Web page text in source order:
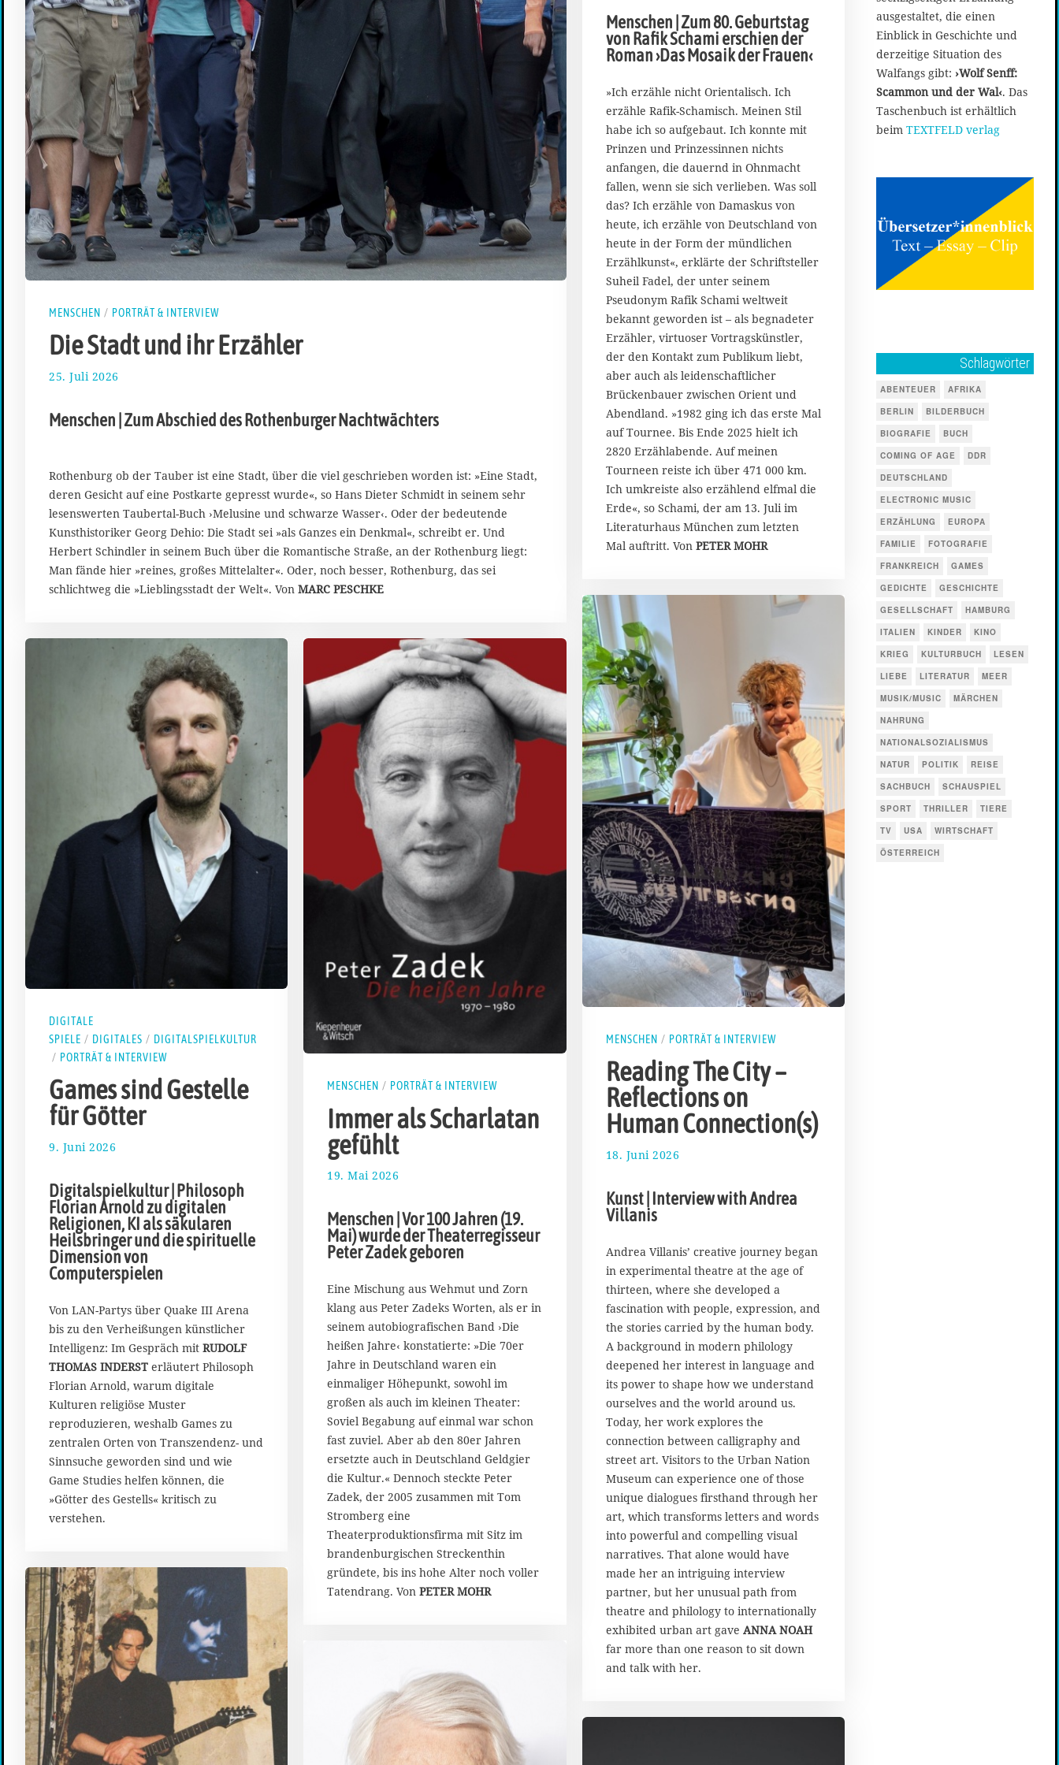
MENSCHEN / PORTRÄT & INTERVIEW
Die Stadt und ihr Erzähler
25. Juli 2026
u
s
2
0
2
6
Menschen | Zum Abschied des Rothenburger Nachtwächters
Rothenburg ob der Tauber ist eine Stadt, über die viel geschrieben worden ist: »Eine Stadt,
deren Gesicht auf eine Postkarte gepresst wurde«, so Hans Dieter Schmidt in seinem sehr
lesenswerten Taubertal-Buch ›Melusine und schwarze Wasser‹. Oder der bedeutende
Kunsthistoriker Georg Dehio: Die Stadt sei »als Ganzes ein Denkmal«, schreibt er. Und
Herbert Schindler in seinem Buch über die Romantische Straße, an der Rothenburg liegt:
Man fände hier »reines, großes Mittelalter«. Oder, noch besser, Rothenburg, das sei
schlichtweg die »Lieblingsstadt der Welt«. Von MARC PESCHKE
u
l
i
0
2
Menschen | Zum 80. Geburtstag
von Rafik Schami erschien der
Roman ›Das Mosaik der Frauen‹
»Ich erzähle nicht Orientalisch. Ich
erzähle Rafik-Schamisch. Meinen Stil
habe ich so aufgebaut. Ich konnte mit
Prinzen und Prinzessinnen nichts
anfangen, die dauernd in Ohnmacht
fallen, wenn sie sich verlieben. Was soll
das? Ich erzähle von Damaskus von
heute, ich erzähle von Deutschland von
heute in der Form der mündlichen
Erzählkunst«, erklärte der Schriftsteller
Suheil Fadel, der unter seinem
Pseudonym Rafik Schami weltweit
bekannt geworden ist – als begnadeter
Erzähler, virtuoser Vortragskünstler,
der den Kontakt zum Publikum liebt,
aber auch als leidenschaftlicher
Brückenbauer zwischen Orient und
Abendland. »1982 ging ich das erste Mal
auf Tournee. Bis Ende 2025 hielt ich
2820 Erzählabende. Auf meinen
Tourneen reiste ich über 471 000 km.
Ich umkreiste also erzählend elfmal die
Erde«, so Schami, der am 13. Juli im
Literaturhaus München zum letzten
Mal auftritt. Von PETER MOHR
MENSCHEN / PORTRÄT & INTERVIEW
Reading The City –
Reflections on
Human Connection(s)
18. Juni 2026
J
i
2
2
6
Kunst | Interview with Andrea
Villanis
Andrea Villanis’ creative journey began
in experimental theatre at the age of
thirteen, where she developed a
fascination with people, expression, and
the stories carried by the human body.
A background in modern philology
deepened her interest in language and
its power to shape how we understand
ourselves and the world around us.
Today, her work explores the
connection between calligraphy and
street art. Visitors to the Urban Nation
Museum can experience one of those
unique dialogues firsthand through her
art, which transforms letters and words
into powerful and compelling visual
narratives. That alone would have
made her an intriguing interview
partner, but her unusual path from
theatre and philology to internationally
exhibited urban art gave ANNA NOAH
far more than one reason to sit down
and talk with her.
DIGITALE
SPIELE / DIGITALES / DIGITALSPIELKULTUR
/ PORTRÄT & INTERVIEW
Games sind Gestelle
für Götter
9. Juni 2026
J
u
n
i
2
0
2
6
Digitalspielkultur | Philosoph
Florian Arnold zu digitalen
Religionen, KI als säkularen
Heilsbringer und die spirituelle
Dimension von
Computerspielen
Von LAN-Partys über Quake III Arena
bis zu den Verheißungen künstlicher
Intelligenz: Im Gespräch mit RUDOLF
THOMAS INDERST erläutert Philosoph
Florian Arnold, warum digitale
Kulturen religiöse Muster
reproduzieren, weshalb Games zu
zentralen Orten von Transzendenz- und
Sinnsuche geworden sind und wie
Game Studies helfen können, die
»Götter des Gestells« kritisch zu
verstehen.
MENSCHEN / PORTRÄT & INTERVIEW
Immer als Scharlatan
gefühlt
19. Mai 2026
u
n
i
0
Menschen | Vor 100 Jahren (19.
Mai) wurde der Theaterregisseur
Peter Zadek geboren
Eine Mischung aus Wehmut und Zorn
klang aus Peter Zadeks Worten, als er in
seinem autobiografischen Band ›Die
heißen Jahre‹ konstatierte: »Die 70er
Jahre in Deutschland waren ein
einmaliger Höhepunkt, sowohl im
großen als auch im kleinen Theater:
Soviel Begabung auf einmal war schon
fast zuviel. Aber ab den 80er Jahren
ersetzte auch in Deutschland Geldgier
die Kultur.« Dennoch steckte Peter
Zadek, der 2005 zusammen mit Tom
Stromberg eine
Theaterproduktionsfirma mit Sitz im
brandenburgischen Streckenthin
gründete, bis ins hohe Alter noch voller
Tatendrang. VonPETER MOHR
ausgestaltet, die einen
Einblick in Geschichte und
derzeitige Situation des
Walfangs gibt: ›Wolf Senff:
Scammon und der Wal‹. Das
Taschenbuch ist erhältlich
beim TEXTFELD verlag
Schlagwörter
ABENTEUER
AFRIKA
BERLIN
BILDERBUCH
BIOGRAFIE
BUCH
COMING OF AGE
DDR
DEUTSCHLAND
ELECTRONIC MUSIC
ERZÄHLUNG
EUROPA
FAMILIE
FOTOGRAFIE
FRANKREICH
GAMES
GEDICHTE
GESCHICHTE
GESELLSCHAFT
HAMBURG
ITALIEN
KINDER
KINO
KRIEG
KULTURBUCH
LESEN
LIEBE
LITERATUR
MEER
MUSIK/MUSIC
MÄRCHEN
NAHRUNG
NATIONALSOZIALISMUS
NATUR
POLITIK
REISE
SACHBUCH
SCHAUSPIEL
SPORT
THRILLER
TIERE
TV
USA
WIRTSCHAFT
ÖSTERREICH